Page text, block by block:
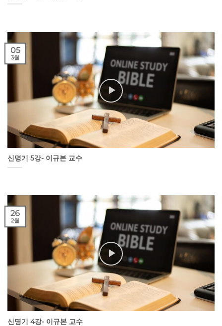
신명기 5강- 이규본 교수
05
3월
신명기 4강- 이규본 교수
26
2월